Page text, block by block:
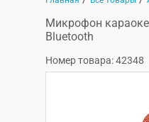
Микрофон
Bluetooth
Номер товара: 42348